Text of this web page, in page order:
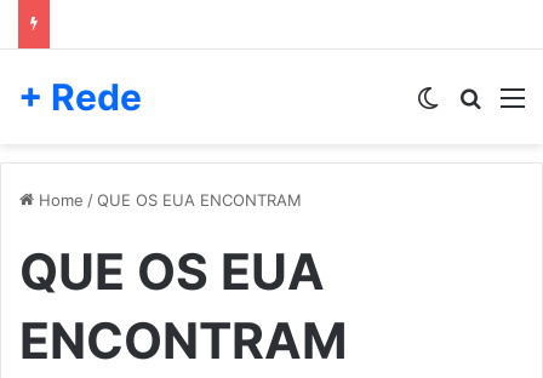
+ Rede Switch skin
Home /QUE OS EUA ENCONTRAM
QUE OS EUA
ENCONTRAM